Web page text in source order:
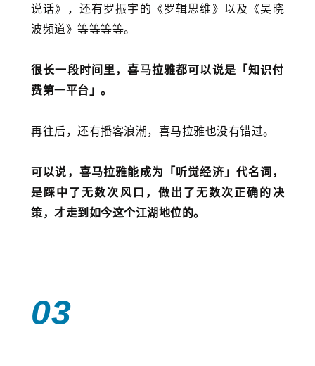
说话》，还有罗振宇 的《罗辑思维》以及《吴晓
波频道》等等等等。
很长一段时间里，喜马拉雅都可以说是「知识付
费第一平台」。
再往后，还有播客浪潮，喜马拉雅也没有错过。
可以说，喜马拉雅能成为「听觉经济」代名词，
是踩中了无数次风口，做出了无数次正确的决
策，才走到如今这个江湖地位的。
03